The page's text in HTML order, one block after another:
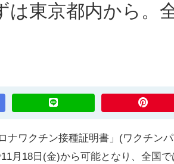
は東京都内から。
ワクチン接種証明書」(ワクチン
月18日(金)から可能となり、全国で